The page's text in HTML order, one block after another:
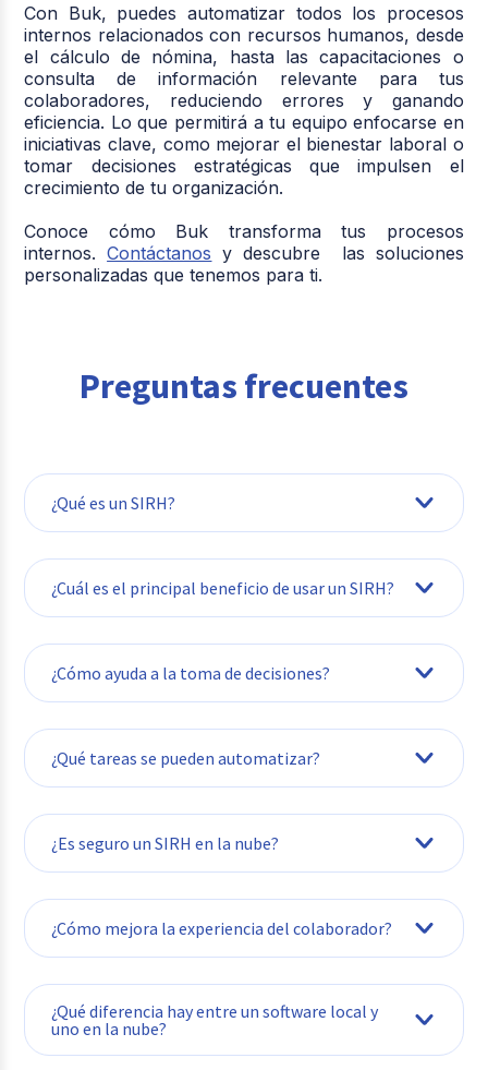
Con Buk, puedes automatizar todos los procesos
internos relacionados con recursos humanos, desde
el cálculo de nómina, hasta las capacitaciones o
consulta de información relevante para tus
colaboradores, reduciendo errores y ganando
eficiencia. Lo que permitirá a tu equipo enfocarse en
iniciativas clave, como mejorar el bienestar laboral o
tomar decisiones estratégicas que impulsen el
crecimiento de tu organización.
Conoce cómo Buk transforma tus procesos
internos.Contáctanos y descubre las soluciones
personalizadas que tenemos para ti.
Preguntas frecuentes
¿Qué es un SIRH?
¿Cuál es el principal beneficio de usar un SIRH?
¿Cómo ayuda a la toma de decisiones?
¿Qué tareas se pueden automatizar?
¿Es seguro un SIRH en la nube?
¿Cómo mejora la experiencia del colaborador?
¿Qué diferencia hay entre un software local y
uno en la nube?